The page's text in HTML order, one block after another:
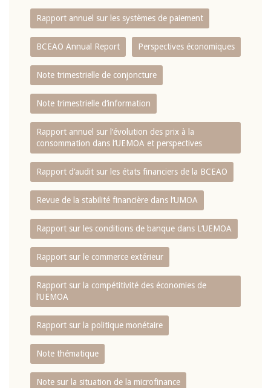
Rapport annuel sur les systèmes de paiement
BCEAO Annual Report Perspectives économiques
Note trimestrielle de conjoncture
Note trimestrielle d‘information
Rapport annuel sur l‘évolution des prix à la
consommation dans l‘UEMOA et perspectives
Rapport d‘audit sur les états financiers de la BCEAO
Revue de la stabilité financière dans l‘UMOA
Rapport sur les conditions de banque dans L‘UEMOA
Rapport sur le commerce extérieur
Rapport sur la compétitivité des économies de
l‘UEMOA
Rapport sur la politique monétaire
Note thématique
Note sur la situation de la microfinance